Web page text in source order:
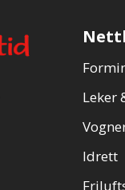
Leker
Idrett